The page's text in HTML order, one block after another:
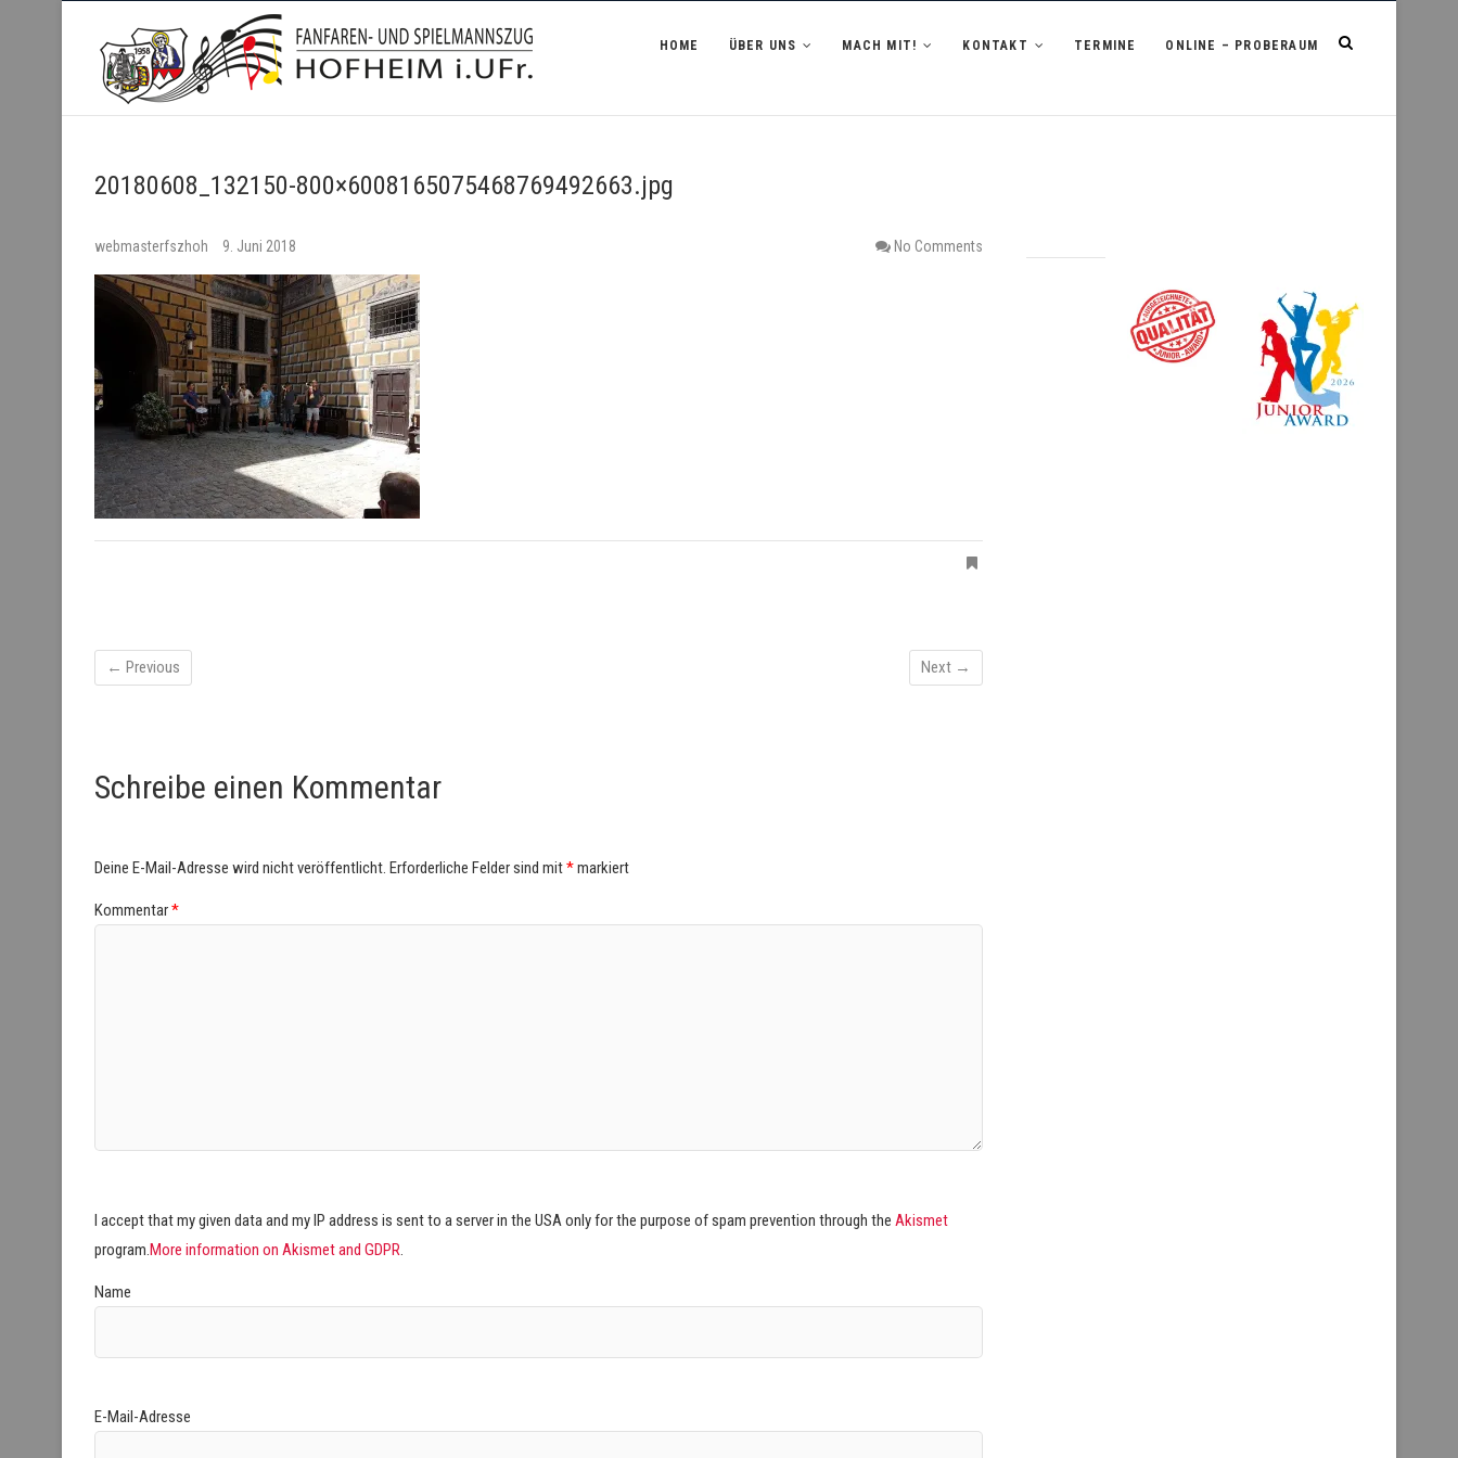
Fanfaren- und Spielmannszug Hofheim i.UFr.
HOME ÜBER UNS MACH MIT! KONTAKT TERMINE ONLINE – PROBERAUM
20180608_132150-800×6008165075468769492663.jpg
webmasterfszhoh 9. Juni 2018 No Comments
← Previous Next →
Schreibe einen Kommentar
Deine E-Mail-Adresse wird nicht veröffentlicht. Erforderliche Felder sind mit*markiert
Kommentar*
I accept that my given data and my IP address is sent to a server in the USA only for the purpose of spam prevention through the Akismet
program.More information on Akismet and GDPR.
Name
E-Mail-Adresse